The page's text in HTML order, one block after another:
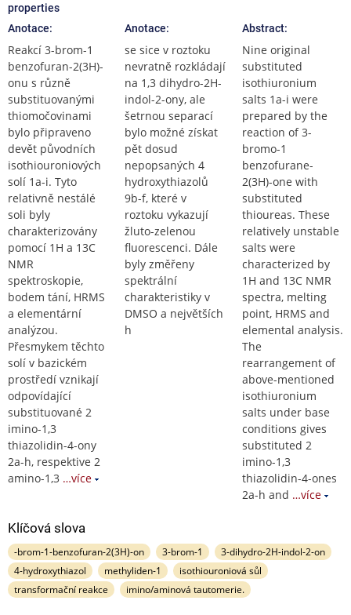
properties
Anotace:
Reakcí 3-brom-1
benzofuran-2(3H)-
onu s různě
substituovanými
thiomočovinami
bylo připraveno
devět původních
isothiouroniových
solí 1a-i. Tyto
relativně nestálé
soli byly
charakterizovány
pomocí 1H a 13C
NMR
spektroskopie,
bodem tání, HRMS
a elementární
analýzou.
Přesmykem těchto
solí v bazickém
prostředí vznikají
odpovídající
substituované 2
imino-1,3
thiazolidin-4-ony
2a-h, respektive 2
amino-1,3 …více
Anotace:
se sice v roztoku
nevratně rozkládají
na 1,3 dihydro-2H-
indol-2-ony, ale
šetrnou separací
bylo možné získat
pět dosud
nepopsaných 4
hydroxythiazolů
9b-f, které v
roztoku vykazují
žluto-zelenou
fluorescenci. Dále
byly změřeny
spektrální
charakteristiky v
DMSO a největších
h
Abstract:
Nine original
substituted
isothiuronium
salts 1a-i were
prepared by the
reaction of 3-
bromo-1
benzofurane-
2(3H)-one with
substituted
thioureas. These
relatively unstable
salts were
characterized by
1H and 13C NMR
spectra, melting
point, HRMS and
elemental analysis.
The
rearrangement of
above-mentioned
isothiuronium
salts under base
conditions gives
substituted 2
imino-1,3
thiazolidin-4-ones
2a-h and …více
Klíčová slova
-brom-1-benzofuran-2(3H)-on 3-brom-1
3-dihydro-2H-indol-2-on
4-hydroxythiazol
methyliden-1
isothiouroniová sůl
transformační reakce
imino/aminová tautomerie.